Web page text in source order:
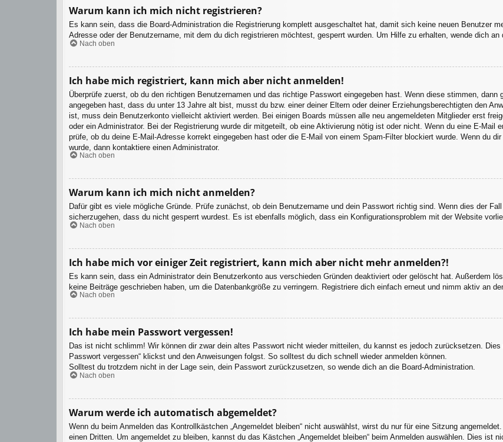
Warum kann ich mich nicht registrieren?
Es kann sein, dass die Board-Administration die Registrierung komplett ausgeschaltet hat, damit sich keine neuen Benutzer
Adresse oder der Benutzername, mit dem du dich registrieren möchtest, gesperrt wurden. Um Hilfe zu erhalten, wende dich an
Nach oben
Ich habe mich registriert, kann mich aber nicht anmelden!
Überprüfe zuerst, ob du den richtigen Benutzernamen und das richtige Passwort eingegeben hast. Wenn diese stimmen, dann
angegeben hast, dass du unter 13 Jahre alt bist, musst du bzw. einer deiner Eltern oder deiner Erziehungsberechtigten den
ist, muss dein Benutzerkonto vielleicht aktiviert werden. Bei einigen Boards müssen alle neu angemeldeten Mitglieder erst
oder ein Administrator. Bei der Registrierung wurde dir mitgeteilt, ob eine Aktivierung nötig ist oder nicht. Wenn du eine E-Mail
prüfe, ob du deine E-Mail-Adresse korrekt eingegeben hast oder die E-Mail von einem Spam-Filter blockiert wurde. Wenn du
wurde, dann kontaktiere einen Administrator.
Nach oben
Warum kann ich mich nicht anmelden?
Dafür gibt es viele mögliche Gründe. Prüfe zunächst, ob dein Benutzername und dein Passwort richtig sind. Wenn dies der
sicherzugehen, dass du nicht gesperrt wurdest. Es ist ebenfalls möglich, dass ein Konfigurationsproblem mit der Website
Nach oben
Ich habe mich vor einiger Zeit registriert, kann mich aber nicht mehr anmelden?!
Es kann sein, dass ein Administrator dein Benutzerkonto aus verschieden Gründen deaktiviert oder gelöscht hat. Außerdem
keine Beiträge geschrieben haben, um die Datenbankgröße zu verringern. Registriere dich einfach erneut und nimm aktiv an
Nach oben
Ich habe mein Passwort vergessen!
Das ist nicht schlimm! Wir können dir zwar dein altes Passwort nicht wieder mitteilen, du kannst es jedoch zurücksetzen.
Passwort vergessen“ klickst und den Anweisungen folgst. So solltest du dich schnell wieder anmelden können.
Solltest du trotzdem nicht in der Lage sein, dein Passwort zurückzusetzen, so wende dich an die Board-Administration.
Nach oben
Warum werde ich automatisch abgemeldet?
Wenn du beim Anmelden das Kontrollkästchen „Angemeldet bleiben“ nicht auswählst, wirst du nur für eine Sitzung
einen Dritten. Um angemeldet zu bleiben, kannst du das Kästchen „Angemeldet bleiben“ beim Anmelden auswählen. Dies ist